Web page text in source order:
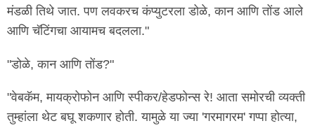
मंडळी तिथे जात. पण लवकरच कंप्युटरला डोळे, कान आणि तोंड आले
आणि चॅटिंगचा आयामच बदलला."
"डोळे, कान आणि तोंड?"
"वेबकॅम, मायक्रोफोन आणि स्पीकर/हेडफोन्स रे! आता समोरची व्यक्ती
तुम्हांला थेट बघू शकणार होती. यामुळे या ज्या 'गरमागरम' गप्पा होत्या,